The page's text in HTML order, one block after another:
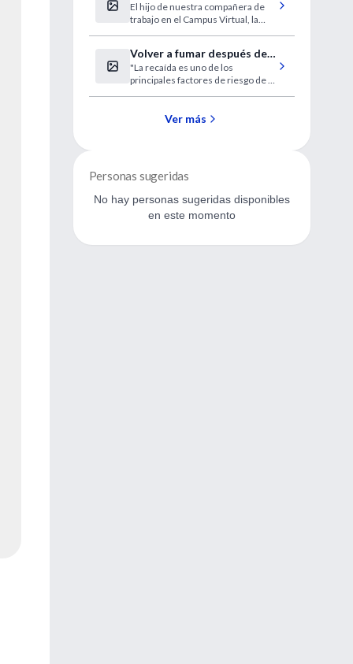
a la familia de la Dra. Diana
Cohen Agrest
El hijo de nuestra compañera de
trabajo en el Campus Virtual, la
Volver a fumar después de
un infarto aumenta el
riesgo de muerte
"La recaída es uno de los
principales factores de riesgo de la
Ver más
Personas sugeridas
No hay personas sugeridas disponibles
en este momento